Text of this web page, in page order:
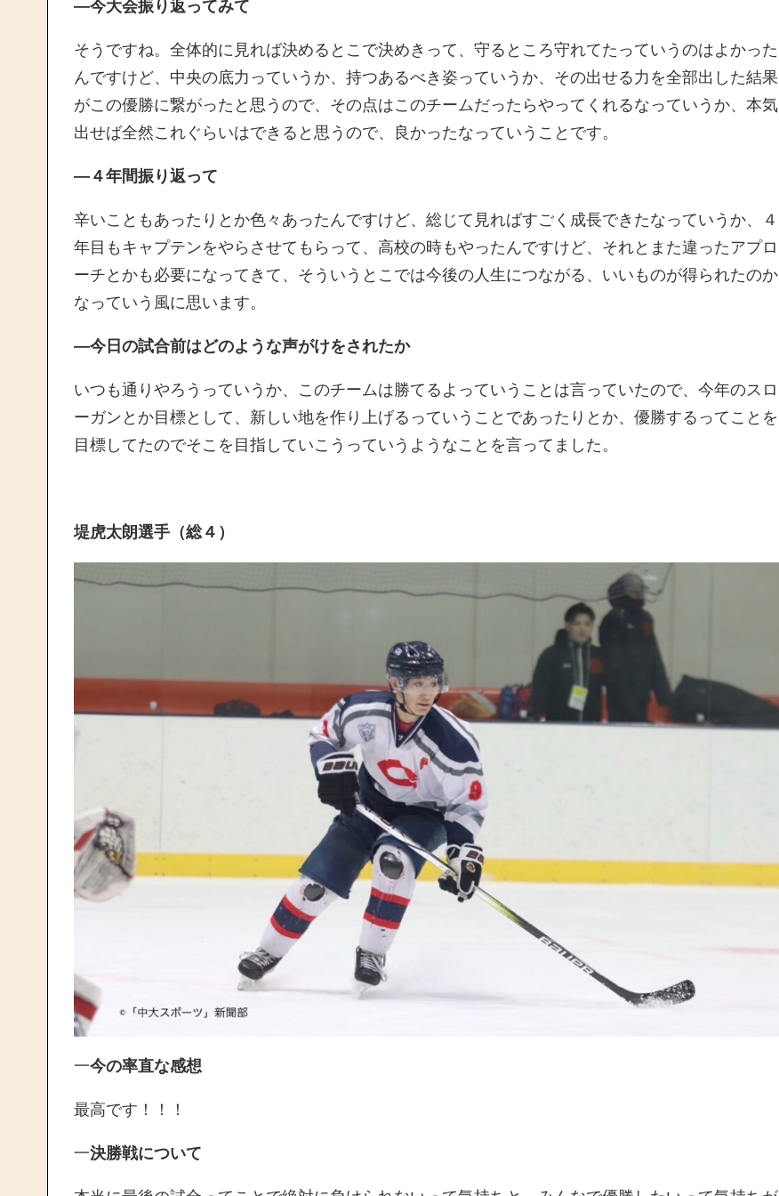
―今大会振り返ってみて
そうですね。全体的に見れば決めるとこで決めきって、守るところ守れてたっていうのはよかった
んですけど、中央の底力っていうか、持つあるべき姿っていうか、その出せる力を全部出した結果
がこの優勝に繋がったと思うので、その点はこのチームだったらやってくれるなっていうか、本気
出せば全然これぐらいはできると思うので、良かったなっていうことです。
―４年間振り返って
辛いこともあったりとか色々あったんですけど、総じて見ればすごく成長できたなっていうか、４
年目もキャプテンをやらさせてもらって、高校の時もやったんですけど、それとまた違ったアプロ
ーチとかも必要になってきて、そういうとこでは今後の人生につながる、いいものが得られたのか
なっていう風に思います。
―今日の試合前はどのような声がけをされたか
いつも通りやろうっていうか、このチームは勝てるよっていうことは言っていたので、今年のスロ
ーガンとか目標として、新しい地を作り上げるっていうことであったりとか、優勝するってことを
目標してたのでそこを目指していこうっていうようなことを言ってました。
堤虎太朗選手（総４）
一今の率直な感想
最高です！！！
一決勝戦について